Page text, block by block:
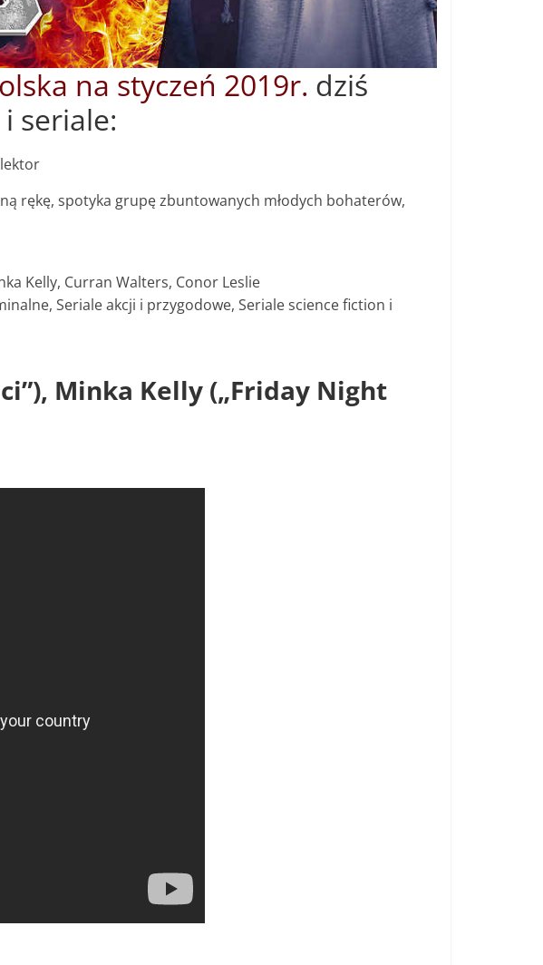
na styczeń 2019r. dziś
seriale:
rękę, spotyka grupę zbuntowanych młodych bohaterów,
Kelly, Curran Walters, Conor Leslie
Seriale akcji i przygodowe, Seriale science fiction i
Minka Kelly („Friday Night